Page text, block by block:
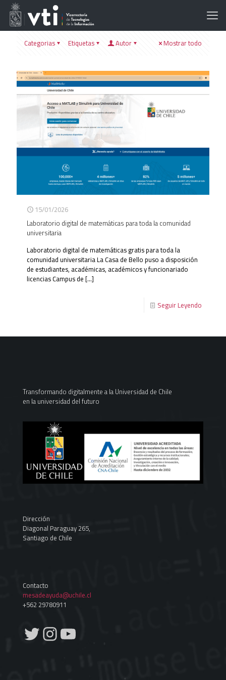
Categorias Etiquetas Autor Mostrar todo
15/01/2026
Laboratorio digital de matemáticas para toda la comunidad
universitaria
Laboratorio digital de matemáticas gratis para toda la
comunidad universitaria La Casa de Bello puso a disposición
de estudiantes, académicas, académicos y funcionariado
licencias Campus de[…]
Seguir Leyendo
Transformando digitalmente a la Universidad de Chile
en la universidad del futuro
Dirección
Diagonal Paraguay 265,
Santiago de Chile
Contacto
mesadeayuda@uchile.cl
+562 29780911
Twitter
Instagram
YouTube